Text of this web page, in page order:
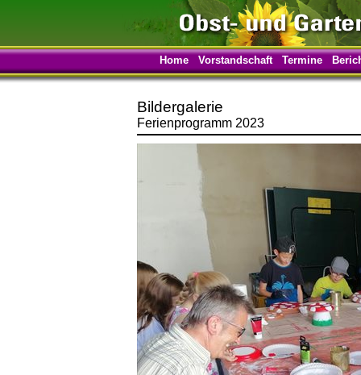
Home Vorstandschaft Termine
Bildergalerie
Ferienprogramm 2023